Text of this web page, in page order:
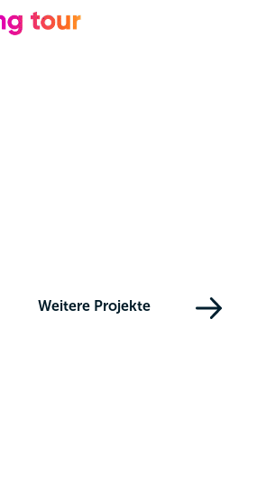
Weitere Projekte